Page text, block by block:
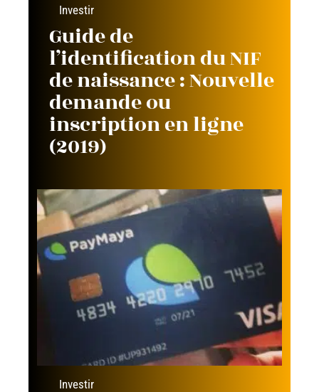
Investir
Guide de
l’identification du NIF
de naissance : Nouvelle
demande ou
inscription en ligne
(2019)
Investir